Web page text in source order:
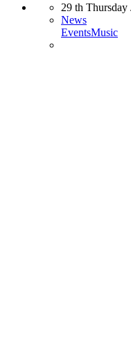
29 th Thursday
News
EventsMusic